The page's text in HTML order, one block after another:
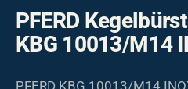
PFERD
KBG 10013/M14
PFERD KBG 10013/M14